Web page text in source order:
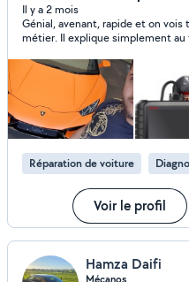
Il y a 2 mois
Génial, avenant, rapide et on
métier. Il explique simplement au
Réparation de voiture
Voir le profil
Hamza Daifi